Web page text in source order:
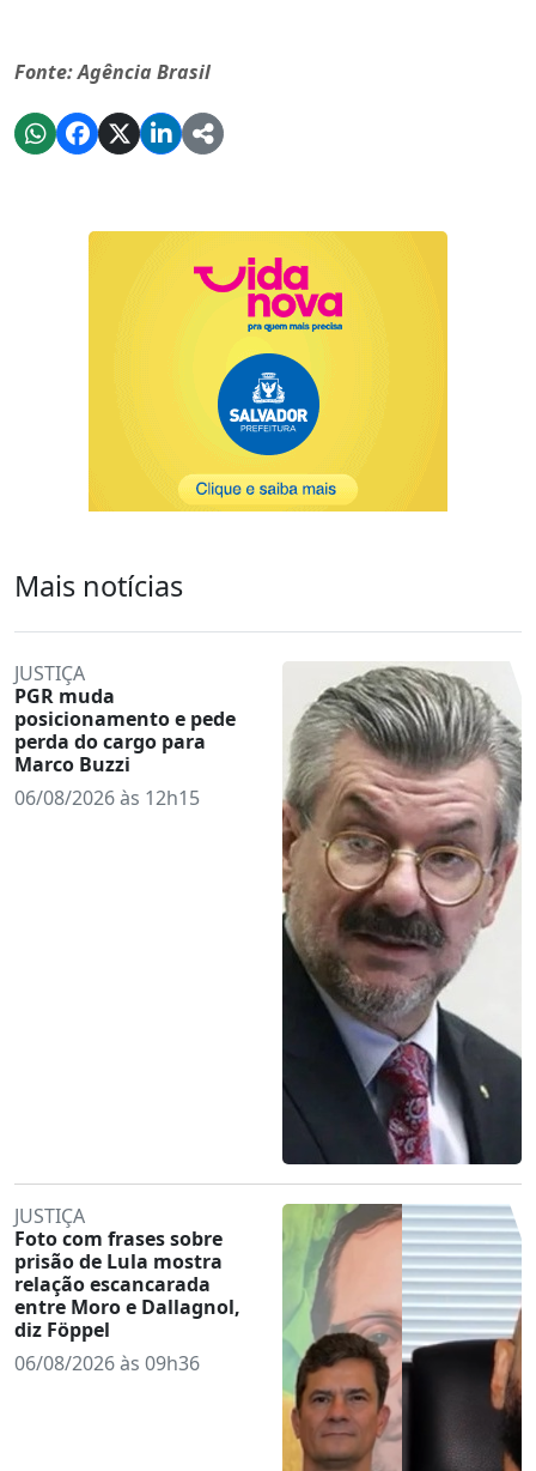
Fonte: Agência Brasil
Mais notícias
JUSTIÇA
PGR muda
posicionamento e pede
perda do cargo para
Marco Buzzi
06/08/2026 às 12h15
JUSTIÇA
Foto com frases sobre
prisão de Lula mostra
relação escancarada
entre Moro e Dallagnol,
diz Föppel
06/08/2026 às 09h36